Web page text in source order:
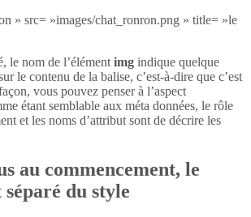
» src= »images/chat_ronron.png » title= »le
le nom de l’élément img indique quelque
le contenu de la balise, c’est-à-dire que c’est
vous pouvez penser à l’aspect
étant semblable aux méta données, le rôle
et les noms d’attribut sont de décrire les
au commencement, le
du style